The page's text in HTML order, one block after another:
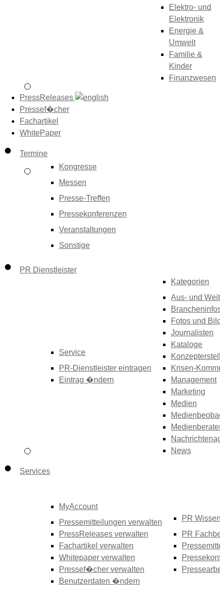
Elektro- und
Elektronik
Energie &
Umwelt
Familie &
Kinder
Finanzwesen
PressReleases
Pressef�cher
Fachartikel
WhitePaper
Termine
Kongresse
Messen
Presse-Treffen
Pressekonferenzen
Veranstaltungen
Sonstige
PR Dienstleister
Service
PR-Dienstleister eintragen
Eintrag �ndern
Kategorien
Aus- und
Fotos und
Journalisten
Kataloge
Krisen-
Management
Marketing
Medien
News
Services
MyAccount
Pressemitteilungen verwalten
PressReleases verwalten
Fachartikel verwalten
Whitepaper verwalten
Pressef�cher verwalten
Benutzerdaten �ndern
PR
PR